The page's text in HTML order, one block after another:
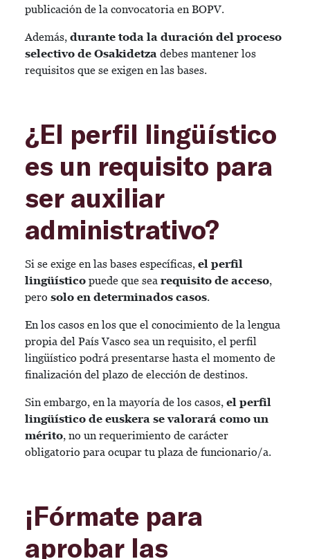
publicación de la convocatoria en BOPV.
Además, durante toda la duración del proceso
selectivo de Osakidetza debes mantener los
requisitos que se exigen en las bases.
¿El perfil lingüístico
es un requisito para
ser auxiliar
administrativo?
Si se exige en las bases específicas, el perfil
lingüístico puede que sea requisito de acceso,
pero solo en determinados casos.
En los casos en los que el conocimiento de la lengua
propia del País Vasco sea un requisito, el perfil
lingüístico podrá presentarse hasta el momento de
finalización del plazo de elección de destinos.
Sin embargo, en la mayoría de los casos, el perfil
lingüístico de euskera se valorará como un
mérito, no un requerimiento de carácter
obligatorio para ocupar tu plaza de funcionario/a.
¡Fórmate para
aprobar las